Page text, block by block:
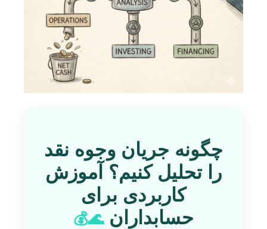
چگونه جریان وجوه نقد
را تحلیل کنیم؟ آموزش
کاربردی برای
حسابداران🌊💰